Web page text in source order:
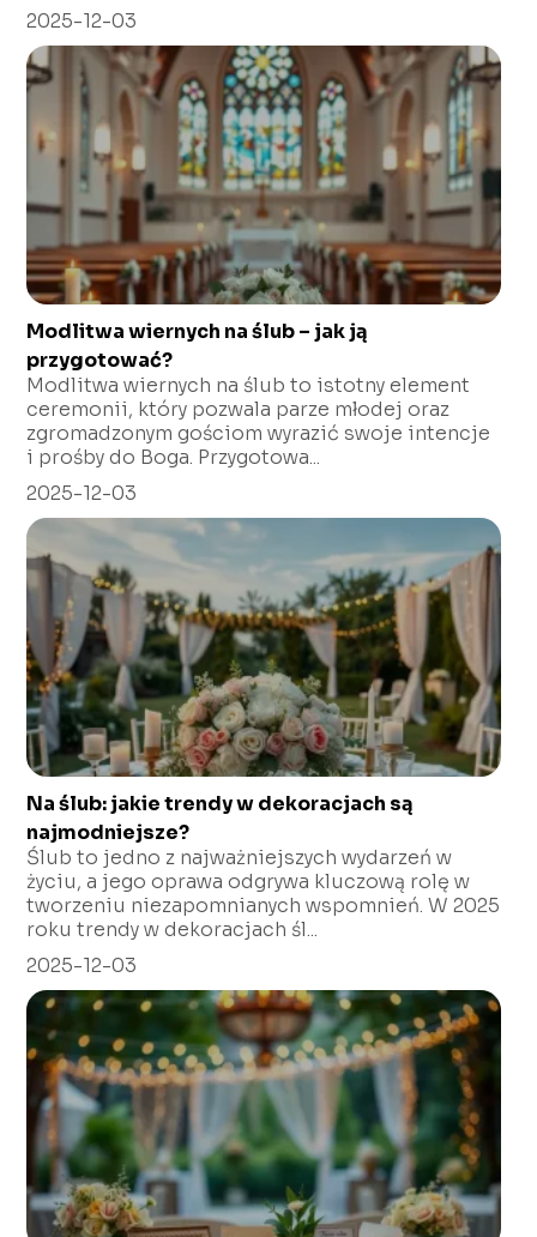
2025-12-03
Modlitwa wiernych na ślub – jak ją
przygotować?
Modlitwa wiernych na ślub to istotny element
ceremonii, który pozwala parze młodej oraz
zgromadzonym gościom wyrazić swoje intencje
i prośby do Boga. Przygotowa...
2025-12-03
Na ślub: jakie trendy w dekoracjach są
najmodniejsze?
Ślub to jedno z najważniejszych wydarzeń w
życiu, a jego oprawa odgrywa kluczową rolę w
tworzeniu niezapomnianych wspomnień. W 2025
roku trendy w dekoracjach śl...
2025-12-03